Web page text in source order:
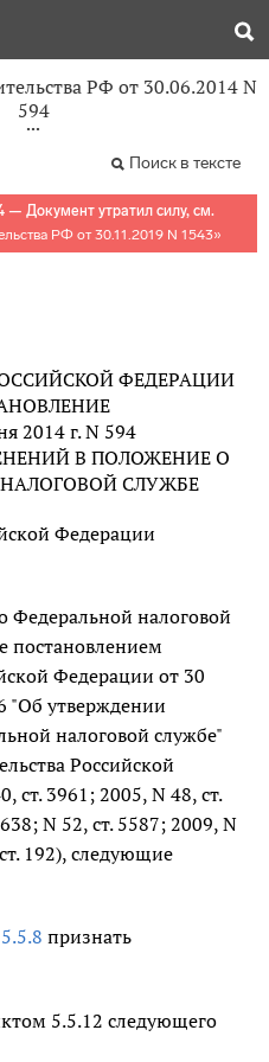
РФ от 30.06.2014 N
594
Поиск в тексте
— Документ утратил силу, см.
РФ от 30.11.2019 N 1543»
ФЕДЕРАЦИИ
2014 г. N 594
В ПОЛОЖЕНИЕ О
СЛУЖБЕ
Федерации
Федеральной налоговой
постановлением
Федерации от 30
"Об утверждении
налоговой службе"
Российской
ст. 3961; 2005, N 48, ст.
N 52, ст. 5587; 2009, N
192), следующие
5.5.8 признать
5.5.12 следующего